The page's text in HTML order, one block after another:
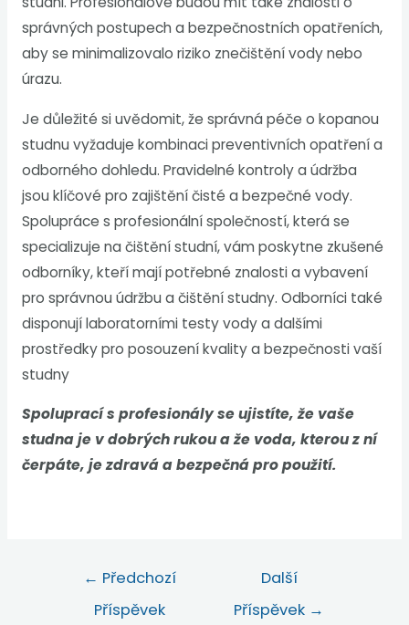
správných postupech a bezpečnostních opatřeních,
aby se minimalizovalo riziko znečištění vody nebo
úrazu.
Je důležité si uvědomit, že správná péče o kopanou
studnu vyžaduje kombinaci preventivních opatření a
odborného dohledu. Pravidelné kontroly a údržba
jsou klíčové pro zajištění čisté a bezpečné vody.
Spolupráce s profesionální společností, která se
specializuje na čištění studní, vám poskytne zkušené
odborníky, kteří mají potřebné znalosti a vybavení
pro správnou údržbu a čištění studny. Odborníci také
disponují laboratorními testy vody a dalšími
prostředky pro posouzení kvality a bezpečnosti vaší
studny
Spoluprací s profesionály se ujistíte, že vaše
studna je v dobrých rukou a že voda, kterou z ní
čerpáte, je zdravá a bezpečná pro použití.
← Předchozí
Příspěvek
Další
Příspěvek →